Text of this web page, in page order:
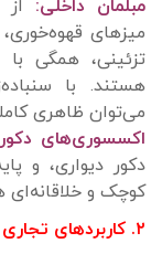
مبلمان داخلی:
میزهای
تزئینی، همگی
هستند. با
می‌توان ظاهری
اکسسوری‌های
دکور دیواری، و
کوچک و
۲. کاربردهای تجاری و فروشگاهی: